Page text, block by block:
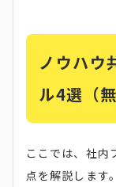
ノウハウ
ル4選（
ここでは、社内
点を解説します。